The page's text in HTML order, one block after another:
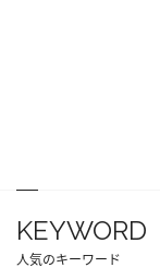
KEYWORD
人気のキーワード